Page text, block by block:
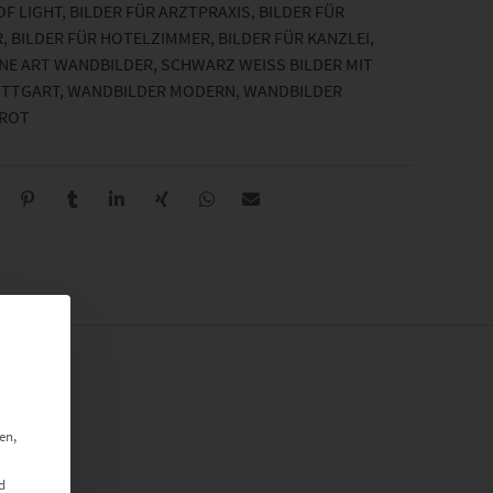
LIGHT, BILDER FÜR ARZTPRAXIS, BILDER FÜR
, BILDER FÜR HOTELZIMMER, BILDER FÜR KANZLEI,
ART WANDBILDER, SCHWARZ WEISS BILDER MIT F
, WANDBILDER MODERN, WANDBILDER